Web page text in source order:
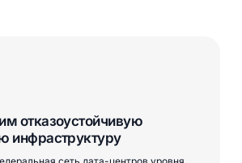
отказоустойчивую
инфраструктуру